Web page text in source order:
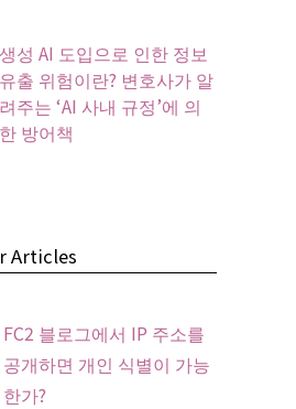
생성 AI 도입으로 인한 정보
유출 위험이란? 변호사가 알
려주는 ‘AI 사내 규정’에 의
한 방어책
Articles
FC2 블로그에서 IP 주소를
공개하면 개인 식별이 가능
한가?